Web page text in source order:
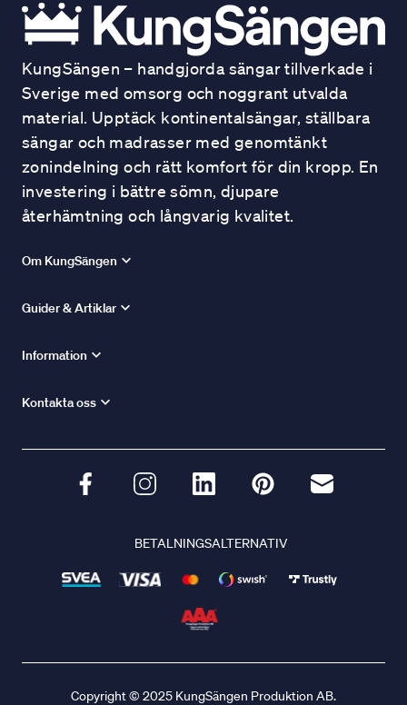
KungSängen – handgjorda sängar tillverkade i
Sverige med omsorg och noggrant utvalda
material. Upptäck kontinentalsängar, ställbara
sängar och madrasser med genomtänkt
zonindelning och rätt komfort för din kropp. En
investering i bättre sömn, djupare
återhämtning och långvarig kvalitet.
Om KungSängen
Guider & Artiklar
Information
Kontakta oss
BETALNINGSALTERNATIV
Copyright © 2025 KungSängen Produktion AB.